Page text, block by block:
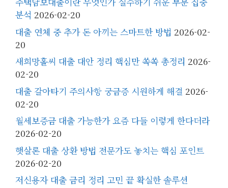
분석 2026-02-20
대출 연체 중 추가 돈 아끼는 스마트한 방법 2026-02-
20
새희망홀씨 대출 대안 정리 핵심만 쏙쏙 총정리 2026-
02-20
대출 갈아타기 주의사항 궁금증 시원하게 해결 2026-
02-20
월세보증금 대출 가능한가 요즘 다들 이렇게 한다더라
2026-02-20
햇살론 대출 상환 방법 전문가도 놓치는 핵심 포인트
2026-02-20
저신용자 대출 금리 정리 고민 끝 확실한 솔루션